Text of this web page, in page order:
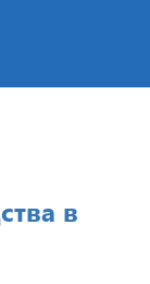
в